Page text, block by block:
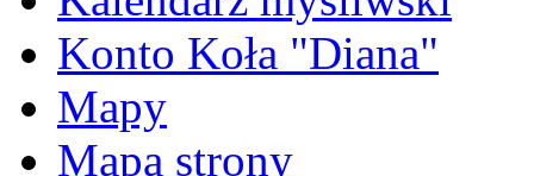
Konto Koła "Diana"
Mapy
Mapa strony